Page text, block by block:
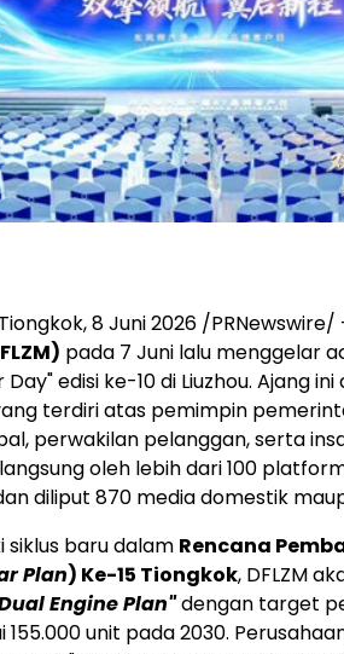
Tiongkok, 8 Juni 2026 /
pada 7 Juni lalu menggelar
edisi ke-10 di Liuzhou. Ajang
terdiri atas pemimpin
perwakilan pelanggan, serta
oleh lebih dari 100
diliput 870 media domestik
siklus baru dalam Rencana
Plan) Ke-15 Tiongkok, DFLZM
Engine Plan"dengan target
155.000 unit pada 2030.